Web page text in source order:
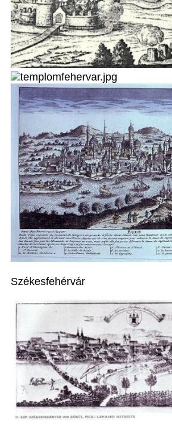
Székesfehérvár